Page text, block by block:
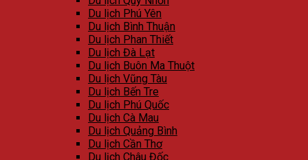
Du lịch Phú Yên
Du lịch Bình Thuận
Du lịch Phan Thiết
Du lịch Đà Lạt
Du lịch Buôn Ma Thuột
Du lịch Vũng Tàu
Du lịch Bến Tre
Du lịch Phú Quốc
Du lịch Cà Mau
Du lịch Quảng Bình
Du lịch Cần Thơ
Du lịch Châu Đốc